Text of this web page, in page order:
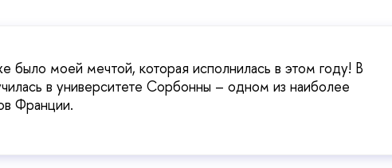
было моей мечтой, которая исполнилась в этом году! В
в университете Сорбонны – одном из наиболее
Франции.